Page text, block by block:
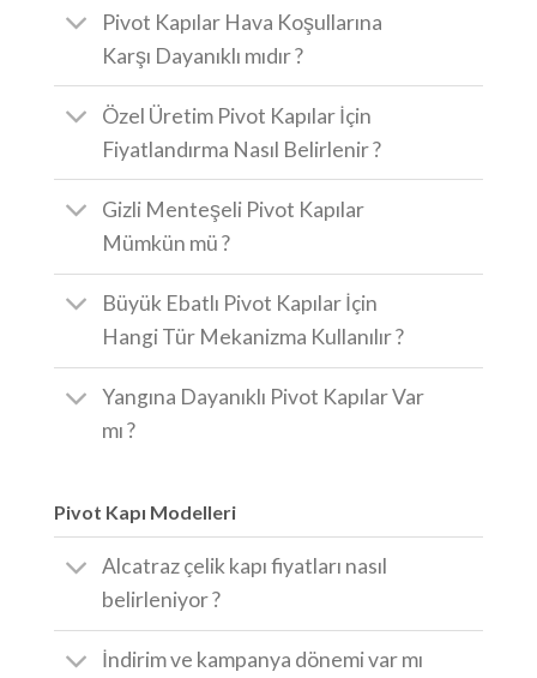
Pivot Kapılar Hava Koşullarına
Karşı Dayanıklı mıdır ?
Özel Üretim Pivot Kapılar İçin
Fiyatlandırma Nasıl Belirlenir ?
Gizli Menteşeli Pivot Kapılar
Mümkün mü ?
Büyük Ebatlı Pivot Kapılar İçin
Hangi Tür Mekanizma Kullanılır ?
Yangına Dayanıklı Pivot Kapılar Var
mı ?
Pivot Kapı Modelleri
Alcatraz çelik kapı fiyatları nasıl
belirleniyor ?
İndirim ve kampanya dönemi var mı